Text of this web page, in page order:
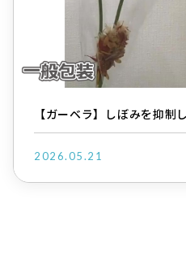
【ガーベラ】しぼみを抑制
2026.05.21